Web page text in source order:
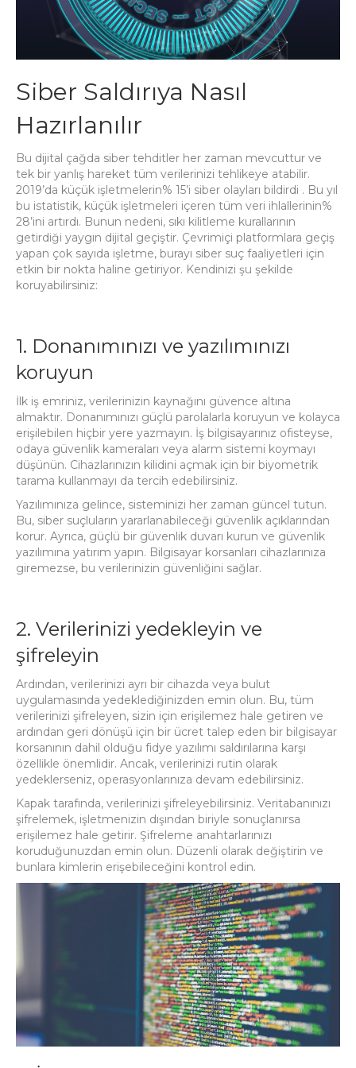
Siber Saldırıya Nasıl
Hazırlanılır
Bu dijital çağda siber tehditler her zaman mevcuttur ve
tek bir yanlış hareket tüm verilerinizi tehlikeye atabilir.
2019’da küçük işletmelerin% 15’i siber olayları bildirdi . Bu yıl
bu istatistik, küçük işletmeleri içeren tüm veri ihlallerinin%
28’ini artırdı. Bunun nedeni, sıkı kilitleme kurallarının
getirdiği yaygın dijital geçiştir. Çevrimiçi platformlara geçiş
yapan çok sayıda işletme, burayı siber suç faaliyetleri için
etkin bir nokta haline getiriyor. Kendinizi şu şekilde
koruyabilirsiniz:
1. Donanımınızı ve yazılımınızı
koruyun
İlk iş emriniz, verilerinizin kaynağını güvence altına
almaktır. Donanımınızı güçlü parolalarla koruyun ve kolayca
erişilebilen hiçbir yere yazmayın. İş bilgisayarınız ofisteyse,
odaya güvenlik kameraları veya alarm sistemi koymayı
düşünün. Cihazlarınızın kilidini açmak için bir biyometrik
tarama kullanmayı da tercih edebilirsiniz.
Yazılımınıza gelince, sisteminizi her zaman güncel tutun.
Bu, siber suçluların yararlanabileceği güvenlik açıklarından
korur. Ayrıca, güçlü bir güvenlik duvarı kurun ve güvenlik
yazılımına yatırım yapın. Bilgisayar korsanları cihazlarınıza
giremezse, bu verilerinizin güvenliğini sağlar.
2. Verilerinizi yedekleyin ve
şifreleyin
Ardından, verilerinizi ayrı bir cihazda veya bulut
uygulamasında yedeklediğinizden emin olun. Bu, tüm
verilerinizi şifreleyen, sizin için erişilemez hale getiren ve
ardından geri dönüşü için bir ücret talep eden bir bilgisayar
korsanının dahil olduğu fidye yazılımı saldırılarına karşı
özellikle önemlidir. Ancak, verilerinizi rutin olarak
yedeklerseniz, operasyonlarınıza devam edebilirsiniz.
Kapak tarafında, verilerinizi şifreleyebilirsiniz. Veritabanınızı
şifrelemek, işletmenizin dışından biriyle sonuçlanırsa
erişilemez hale getirir. Şifreleme anahtarlarınızı
koruduğunuzdan emin olun. Düzenli olarak değiştirin ve
bunlara kimlerin erişebileceğini kontrol edin.